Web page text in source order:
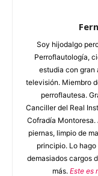
Soy hijodalgo
Perroflautología,
estudia con gran
televisión. Miembro
perroflautesa.
Canciller del Real
Cofradía Montoresa.
piernas, limpio de
principio. Lo
demasiados cargos
más. Este es